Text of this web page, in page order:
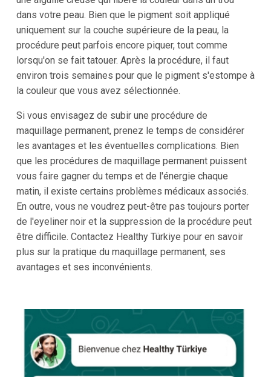
dans votre peau. Bien que le pigment soit appliqué
uniquement sur la couche supérieure de la peau, la
procédure peut parfois encore piquer, tout comme
lorsqu'on se fait tatouer. Après la procédure, il faut
environ trois semaines pour que le pigment s'estompe à
la couleur que vous avez sélectionnée.
Si vous envisagez de subir une procédure de
maquillage permanent, prenez le temps de considérer
les avantages et les éventuelles complications. Bien
que les procédures de maquillage permanent puissent
vous faire gagner du temps et de l'énergie chaque
matin, il existe certains problèmes médicaux associés.
En outre, vous ne voudrez peut-être pas toujours porter
de l'eyeliner noir et la suppression de la procédure peut
être difficile. Contactez Healthy Türkiye pour en savoir
plus sur la pratique du maquillage permanent, ses
avantages et ses inconvénients.